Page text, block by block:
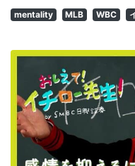
mentality MLB WBC